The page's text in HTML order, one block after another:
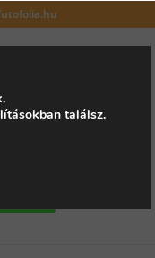
találsz.